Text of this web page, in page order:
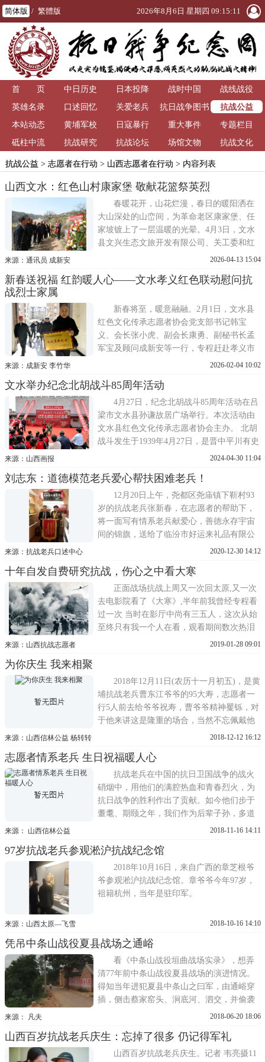
简体版 / 繁體版 2026年8月6日 星期四 09:15:11
首 页 中日历史 日本投降 战时中国
战线战役
英雄名录
口述回忆 关爱老兵
抗日战争图书
馆
抗战公益
本站动态
黄埔军校 日寇暴行 重大事件
专题栏目
砥柱中流
抗战研究 抗战论坛 场馆文物 抗战文化
抗战公益 > 志愿者在行动 > 山西志愿者在行动 > 内容列表
山西文水：红色山村康家堡 敬献花篮祭英烈
春暖花开，山花烂漫，春日的暖阳洒在
大山深处的山峦间，为革命老区康家堡、任
家坡镀上了一层温暖的光晕。4月3日，文水
县文兴生态文旅开发有限公司、关工委和红
色文化传承志愿者协会成员和志愿者走进革
祭英烈扫墓活动，瞻仰长眠于康家堡的32位
的敬意，缅怀英雄功绩，告慰
来源：通讯员 成新安 2026-04-13 15:04
新春送祝福 红韵暖人心——文水孝义红色联动慰问抗
战烈士家属
新春将至，暖意融融。2月1日，文水县
红色文化传承志愿者协会党支部书记韩宝
义、会长张小虎、副会长康勇、副秘书长孟
军宝及顾问成新安等一行，专程赶赴孝义市
城南柱濮新区慰问抗战烈士武有为93岁的儿
命烈士》牌匾，致以最诚挚的新春祝福。省
三晋文化研究会中国人民志愿军烈士寻亲山
西专委会主任武大疆、特聘顾问
来源：成新安 李竹华 2026-02-04 10:02
文水举办纪念北胡战斗85周年活动
4月27日，纪念北胡战斗85周年活动在吕
梁市文水县孙谦故居广场举行。本次活动由
文水县红色文化传承志愿者协会主办。 北胡
战斗发生于1939年4月27日，是晋中平川有史
以来少有的一次大会战，在数倍日军围剿我
势，歼敌近2000人，我军伤亡680余人，成功
突围，是一次胜利的战斗。战斗以北胡家堡
为中心，北至清源县闫村
来源：山西画报 2024-04-30 11:04
刘志东：道德模范老兵爱心帮扶困难老兵！
12月20日上午，尧都区尧庙镇下靳村93
岁的抗战老兵张新春，在志愿者的帮助下，
将一面写有情系老兵献爱心，善德永存宇宙
间的锦旗，送给了临汾市好运来礼品有限公
司支部书记、退役老兵刘志东，感谢他对自
战士，曾参加过抗日战争和解放战争，荣获
二等英雄奖章、解放西北纪念章、华北解放
纪念章及纪念抗日战争
来源：抗战老兵口述中心 2020-12-30 14:12
十年自发自费研究抗战，伤心之中看大寒
正面战场抗战上周又一次回太原,又一次
去电影院看了《大寒》,半年前我曾经专程看
过一次 当时在影厅中尚有三五人，这次从始
至终只有我一个人在看，观看期间数次热泪
盈眶，最后泣不成声。今年是我个人研究抗
傻子，为那些抗联牺牲烈士的死人还原照
片，我有神经病，
来源：山西抗战志愿者 2019-01-28 09:01
为你庆生 我来相聚
2018年12月11日(农历十一月初五)，是黄
埔抗战老兵曹东江爷爷的95大寿，志愿者一
行5人前去给爷爷祝寿，曹爷爷精神矍铄，对
于他来讲这是隆重的场合，当然不忘佩戴他
的抗战纪念章，这不仅仅代表荣誉，更是用
应该终身难忘，因为寿宴上来了一位老哥给
他祝寿，他就是97岁的山西抗战老兵杨兴礼
爷爷，杨爷爷的老伴
来源：山西信林公益 杨转转 2018-12-12 16:12
志愿者情系老兵 生日祝福暖人心
抗战老兵在中国的抗日卫国战争的战火
硝烟中，用他们的满腔热血和青春烈火，为
抗日战争的胜利作出了贡献。如今他们步于
耋耄、期颐之年，我们作为后辈子孙，多道
一声问候、多一份陪伴对他们来说就是最好
基金会组织志愿者为抗战老兵杨俊明、甘玉
枝夫妇，郭文斌、吴安伍、徐希民、吴安伍
及于兴正送去了生日的
来源： 山西信林公益 2018-11-16 14:11
97岁抗战老兵参观淞沪抗战纪念馆
2018年10月16日，来自广西的章芝根爷
爷参观淞沪抗战纪念馆。章爷爷今年97岁，
祖籍杭州，当年是驻印军。
来源：山西太原—飞雪 2018-10-16 14:10
凭吊中条山战役夏县战场之通峪
看《中条山战役垣曲战场实录》，想弄
清77年前中条山战役夏县战场的演进情况。
得知当年进犯夏县中条山之曰军，由通峪穿
插，侧击蔡家窑头、涧底河、泗交，并偷袭
下唐回三军军部、马家匣弹药库和马村集团
通峪的位置，也不知道通峪在哪里。2018年6
月18日，承蒙在那里扶贫驻村朋友的帮助，
来源： 凡夫 2018-06-20 18:06
山西百岁抗战老兵庆生：忘掉了很多 仍记得军礼
山西百岁抗战老兵庆生。记者 韦亮摄11